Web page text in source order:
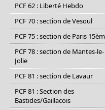
PCF 62 : Liberté Hebdo
PCF 70 : section de Vesoul
PCF 75 : section de Paris
PCF 78 : section de Mantes-le-
Jolie
PCF 81 : section de Lavaur
PCF 81 : Section des
Bastides/Gaillacois